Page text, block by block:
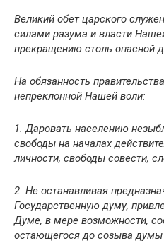
Великий обет царского
силами разума и власти
прекращению столь опасной
На обязанность
непреклонной Нашей воли:
1. Даровать населению
свободы на началах
личности, свободы совести,
2. Не останавливая
Государственную думу,
Думе, в мере возможности,
остающегося до созыва думы